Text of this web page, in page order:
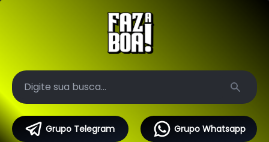
Search
Grupo Telegram Grupo Whatsapp